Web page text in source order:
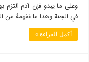
وعلى ما يبدو فإن آدم التزم
في الجنة وهذا ما نفهمهُ
أكمل القراءة »